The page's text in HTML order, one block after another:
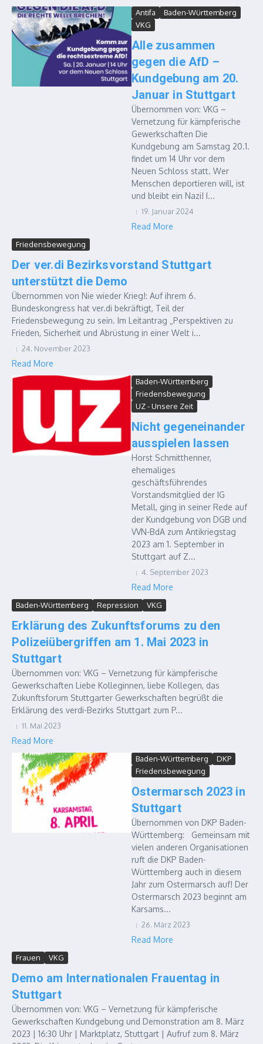
Antifa
Baden-Württemberg
VKG
Alle zusammen
gegen die AfD –
Kundgebung am 20.
Januar in Stuttgart
Übernommen von: VKG –
Vernetzung für kämpferische
Gewerkschaften Die
Kundgebung am Samstag 20.1.
findet um 14 Uhr vor dem
Neuen Schloss statt. Wer
Menschen deportieren will, ist
und bleibt ein Nazi! I...
19. Januar 2024
Read More
Friedensbewegung
Der ver.di Bezirksvorstand Stuttgart
unterstützt die Demo
Übernommen von Nie wieder Krieg!: Auf ihrem 6.
Bundeskongress hat ver.di bekräftigt, Teil der
Friedensbewegung zu sein. Im Leitantrag „Perspektiven zu
Frieden, Sicherheit und Abrüstung in einer Welt i...
24. November 2023
Read More
Baden-Württemberg
Friedensbewegung
UZ - Unsere Zeit
Nicht gegeneinander
ausspielen lassen
Horst Schmitthenner,
ehemaliges
geschäftsführendes
Vorstandsmitglied der IG
Metall, ging in seiner Rede auf
der Kundgebung von DGB und
VVN-BdA zum Antikriegstag
2023 am 1. September in
Stuttgart auf Z...
4. September 2023
Read More
Baden-Württemberg Repression VKG
Erklärung des Zukunftsforums zu den
Polizeiübergriffen am 1. Mai 2023 in
Stuttgart
Übernommen von: VKG – Vernetzung für kämpferische
Gewerkschaften Liebe Kolleginnen, liebe Kollegen, das
Zukunftsforum Stuttgarter Gewerkschaften begrüßt die
Erklärung des verdi-Bezirks Stuttgart zum P...
11. Mai 2023
Read More
Baden-Württemberg
DKP
Friedensbewegung
Ostermarsch 2023 in
Stuttgart
Übernommen von DKP Baden-
Württemberg: Gemeinsam mit
vielen anderen Organisationen
ruft die DKP Baden-
Württemberg auch in diesem
Jahr zum Ostermarsch auf! Der
Ostermarsch 2023 beginnt am
Karsams...
26. März 2023
Read More
Frauen VKG
Demo am Internationalen Frauentag in
Stuttgart
Übernommen von: VKG – Vernetzung für kämpferische
Gewerkschaften Kundgebung und Demonstration am 8. März
2023 | 16:30 Uhr | Marktplatz, Stuttgart | Aufruf zum 8. März